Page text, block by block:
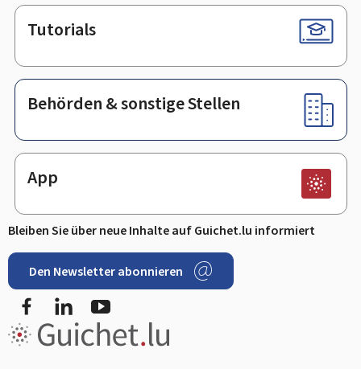
Tutorials
Behörden & sonstige Stellen
App
Bleiben Sie über neue Inhalte auf Guichet.lu informiert
Den Newsletter abonnieren
FacebookLinkedIn